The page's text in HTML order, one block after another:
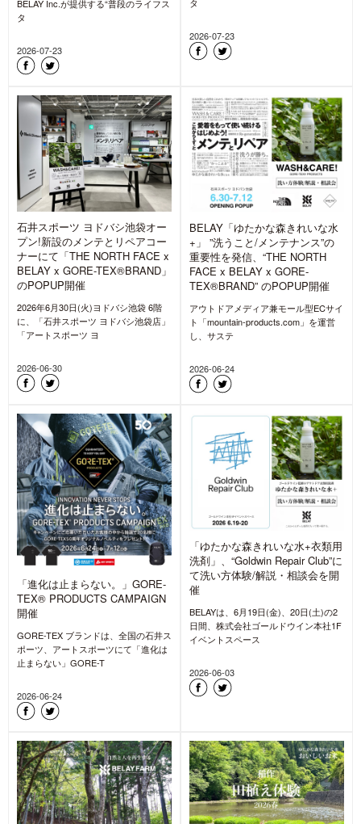
BELAY Inc.が提供する“普段のライフス
タ
2026-07-23
タ
2026-07-23
石井スポーツ ヨドバシ池袋オー
プン!新設のメンテとリペアコー
ナーにて「THE NORTH FACE x
BELAY x GORE-TEX®BRAND」
のPOPUP開催
2026年6月30日(火)ヨドバシ池袋 6階
に、「石井スポーツ ヨドバシ池袋店」
「アートスポーツ ヨ
2026-06-30
BELAY「ゆたかな森きれいな水
+」 ”洗うこと/メンテナンス”の
重要性を発信、“THE NORTH
FACE x BELAY x GORE-
TEX®BRAND” のPOPUP開催
アウトドアメディア兼モール型ECサイ
ト「mountain-products.com」を運営
し、サステ
2026-06-24
「進化は止まらない。」GORE-
TEX® PRODUCTS CAMPAIGN
開催
GORE-TEX ブランドは、全国の石井ス
ポーツ、アートスポーツにて「進化は
止まらない」GORE-T
2026-06-24
「ゆたかな森きれいな水+衣類用
洗剤」、“Goldwin Repair Club”に
て洗い方体験/解説・相談会を開
催
BELAYは、6月19日(金)、20日(土)の2
日間、株式会社ゴールドウイン本社1F
イベントスペース
2026-06-03